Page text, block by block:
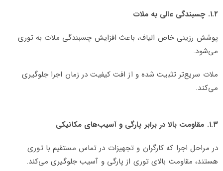
۱.۲. چسبندگی عالی به ملات
پوشش رزینی خاص الیاف، باعث افزایش چسبندگی ملات به توری
می‌شود.
ملات سریع‌تر تثبیت شده و از افت کیفیت در زمان اجرا جلوگیری
می‌کند.
۱.۳. مقاومت بالا در برابر پارگی و آسیب‌های مکانیکی
در مراحل اجرا که کارگران و تجهیزات در تماس مستقیم با توری
هستند، مقاومت بالای توری از پارگی و آسیب جلوگیری می‌کند.